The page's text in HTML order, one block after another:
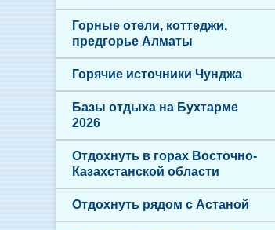
Горные отели, коттеджи,
предгорье Алматы
Горячие источники Чунджа
Базы отдыха на Бухтарме
2026
Отдохнуть в горах Восточно-
Казахстанской области
Отдохнуть рядом с Астаной